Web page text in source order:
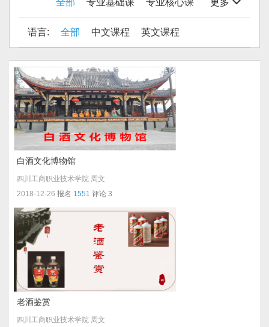
更多
全部 专业基础课 专业核心课
语言: 全部 中文课程 英文课程
白酒文化博物馆
四川工商职业技术学院 周文
2018-12-26 报名 1551 评论 3
老酒鉴赏
四川工商职业技术学院 周文